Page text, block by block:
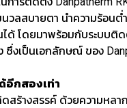
วลสบายตา นำความร้อนต่
ได้ โดยมาพร้อมกับระบบติ
ซึ่งเป็นเอกลักษณ์ ของ
อีกสองเท่า
ดสร้างสรรค์ ด้วยความหล